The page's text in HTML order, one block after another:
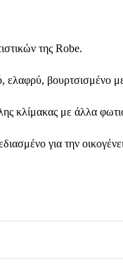
της Robe.
βουρτσισμένο
κλίμακας με άλλα
για την